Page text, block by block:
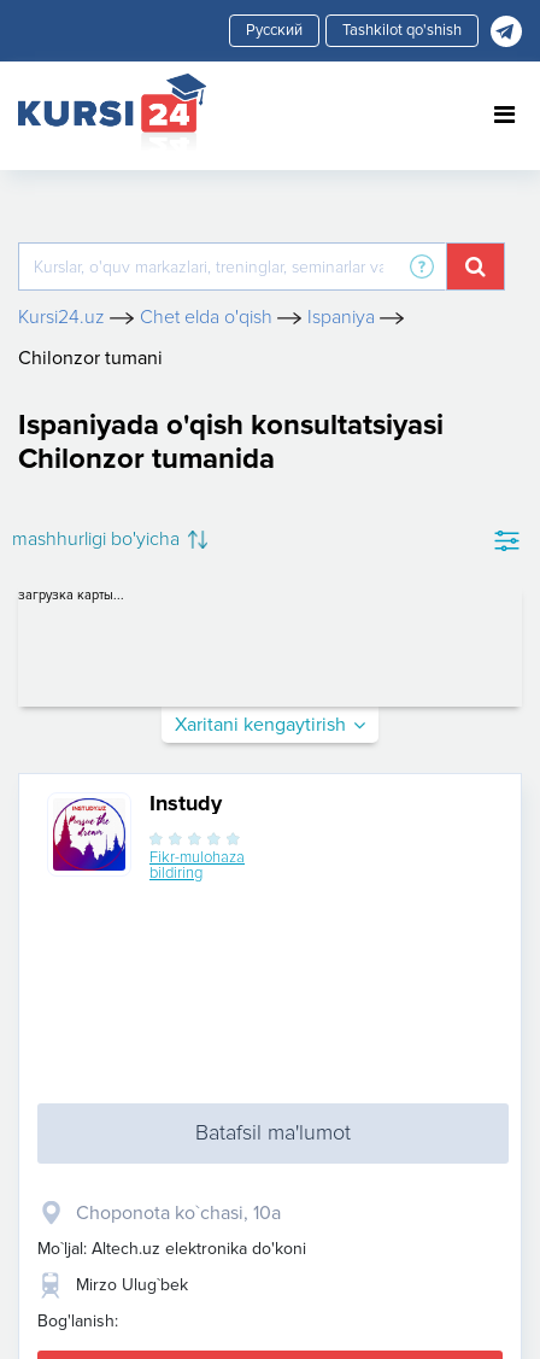
Tashkilot qo'shish
Kursi24.uz Chet elda o'qish
Ispaniya
Chilonzor tumani
Ispaniyada o'qish konsultatsiyasi
Chilonzor tumanida
mashhurligi bo'yicha
загрузка карты...
Xaritani kengaytirish
Instudy
Fikr-mulohaza
bildiring
Batafsil ma'lumot
​Choponota ko`chasi, 10a
Mo`ljal: Altech.uz elektronika do'koni
Mirzo Ulug`bek
Bog'lanish: